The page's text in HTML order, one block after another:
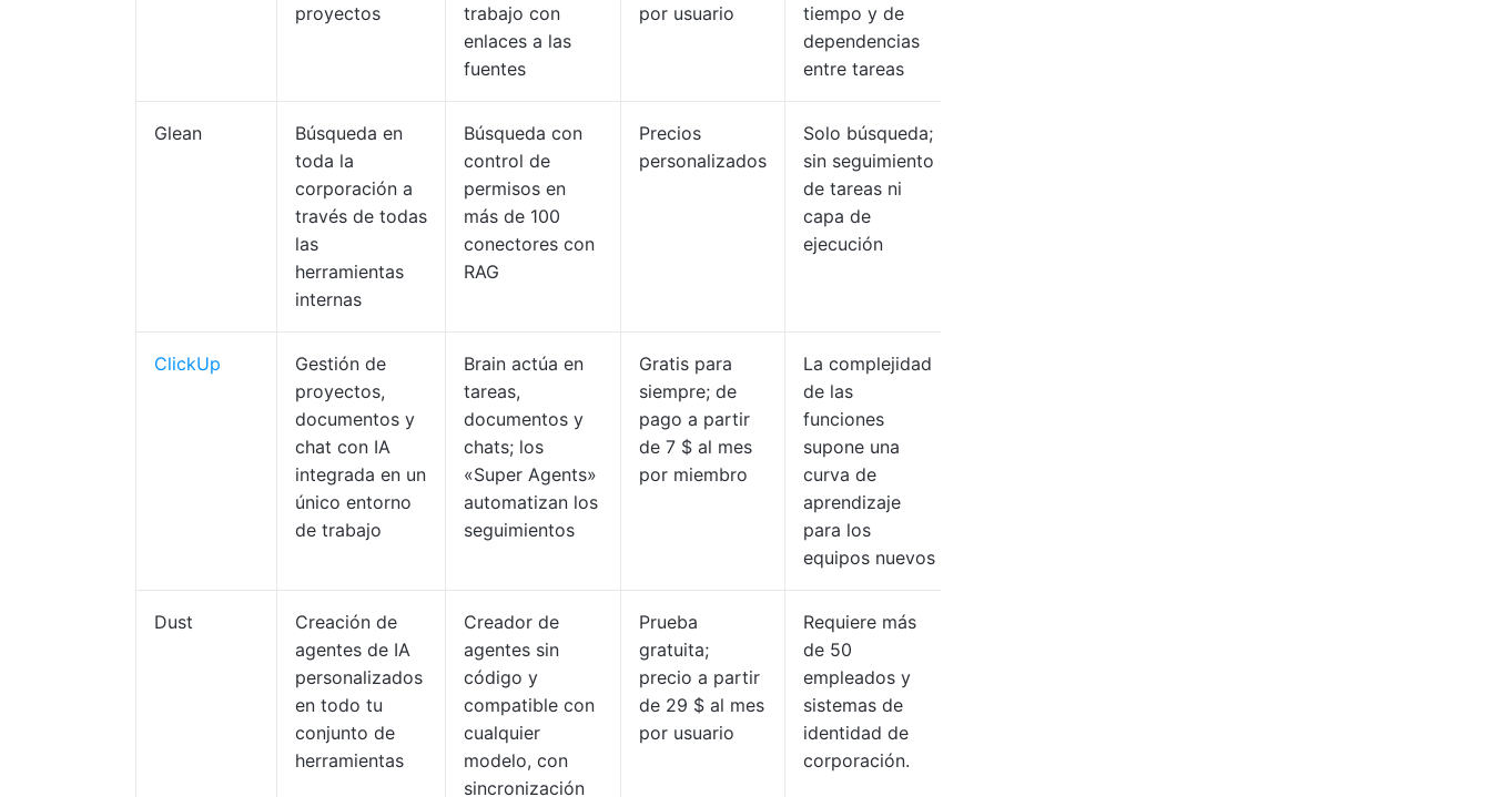
proyectos
trabajo con
enlaces a las
fuentes
por usuario
tiempo y de
dependencias
entre tareas
Glean
Búsqueda en
toda la
corporación a
través de todas
las
herramientas
internas
Búsqueda con
control de
permisos en
más de 100
conectores con
RAG
Precios
personalizados
Solo búsqueda;
sin seguimiento
de tareas ni
capa de
ejecución
ClickUp
Gestión de
proyectos,
documentos y
chat con IA
integrada en un
único entorno
de trabajo
Brain actúa en
tareas,
documentos y
chats; los
«Super Agents»
automatizan los
seguimientos
Gratis para
siempre; de
pago a partir
de 7 $ al mes
por miembro
La complejidad
de las
funciones
supone una
curva de
aprendizaje
para los
equipos nuevos
Dust
Creación de
agentes de IA
personalizados
en todo tu
conjunto de
herramientas
Creador de
agentes sin
código y
compatible con
cualquier
modelo, con
sincronización
Prueba
gratuita;
precio a partir
de 29 $ al mes
por usuario
Requiere más
de 50
empleados y
sistemas de
identidad de
corporación.